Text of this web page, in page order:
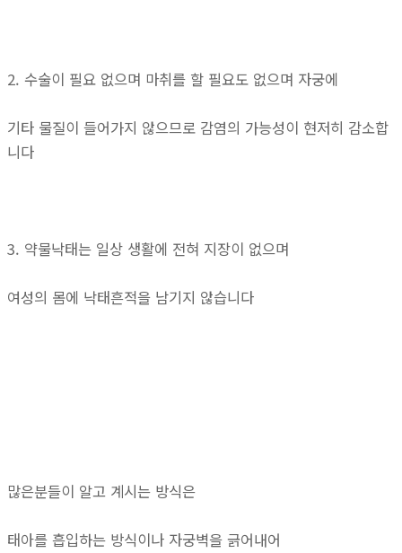
2. 수술이 필요 없으며 마취를 할 필요도 없으며 자궁에
기타 물질이 들어가지 않으므로 감염의 가능성이 현저히 감소합
니다
3. 약물낙태는 일상 생활에 전혀 지장이 없으며
여성의 몸에 낙태흔적을 남기지 않습니다
많은분들이 알고 계시는 방식은
태아를 흡입하는 방식이나 자궁벽을 긁어내어